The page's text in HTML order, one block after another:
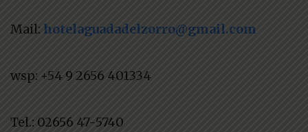
Mail: hotelaguadadelzorro@gmail.com
wsp: +54 9 2656 401334
Tel.: 02656 47-5740